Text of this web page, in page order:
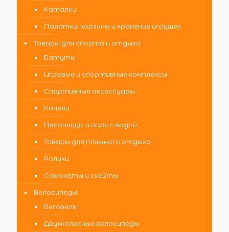
Каталки
Палатки, корзины и хранение игрушек
Товары для спорта и отдыха
Батуты
Игровые и спортивные комплексы
Спортивные аксессуары
Качели
Песочницы и игры с водой
Товары для пляжного отдыха
Ролики
Самокаты и скейты
Велосипеды
Беговелы
Двухколесные велосипеды